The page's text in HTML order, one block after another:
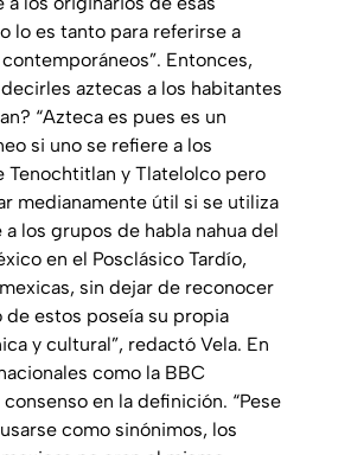
lo es tanto para referirse a
Entonces,
aztecas a los habitantes
“Azteca es pues es un
si uno se refiere a los
Tenochtitlan y Tlatelolco pero
medianamente útil si se utiliza
los grupos de habla nahua del
en el Posclásico Tardío,
sin dejar de reconocer
de estos poseía su propia
y cultural”, redactó Vela. En
como la BBC
en la definición. “Pese
como sinónimos, los